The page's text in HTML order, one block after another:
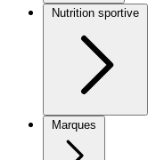
Nutrition sportive
Marques